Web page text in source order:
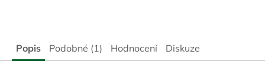
Popis Podobné (1) Hodnocení Diskuze